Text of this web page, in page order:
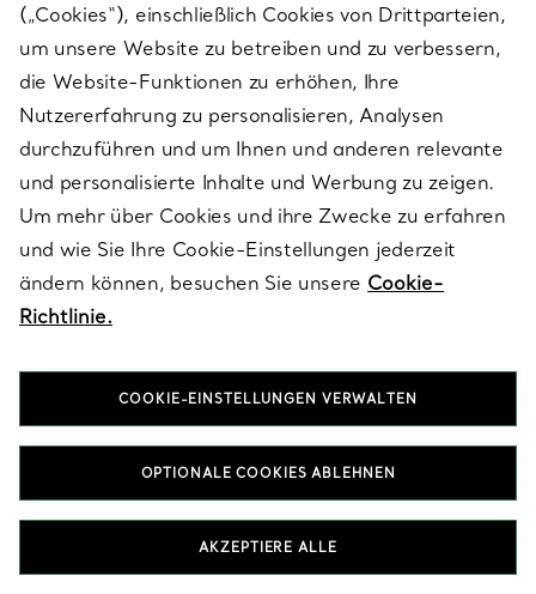
Paare graviert oder personalisiert werden?
Zu welchen Anlässen eignen sich Armbänder und
Armreife für Paare am besten als Geschenk?
STARTSEITE SCHMUCK ARMBÄNDER PAAR-ARMBÄNDER
(„Cookies“), einschließlich Cookies von Drittparteien,
um unsere Website zu betreiben und zu verbessern,
die Website-Funktionen zu erhöhen, Ihre
Nutzererfahrung zu personalisieren, Analysen
durchzuführen und um Ihnen und anderen relevante
und personalisierte Inhalte und Werbung zu zeigen.
Um mehr über Cookies und ihre Zwecke zu erfahren
und wie Sie Ihre Cookie-Einstellungen jederzeit
ändern können, besuchen Sie unsere Cookie-
Richtlinie.
COOKIE-EINSTELLUNGEN VERWALTEN
OPTIONALE COOKIES ABLEHNEN
AKZEPTIERE ALLE